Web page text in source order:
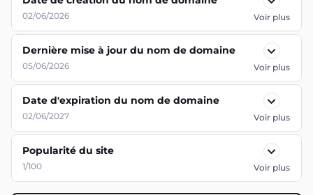
02/06/2026 Voir plus
Dernière mise à jour du nom de domaine
05/06/2026 Voir plus
Date d'expiration du nom de domaine
02/06/2027 Voir plus
Popularité du site
1/100 Voir plus